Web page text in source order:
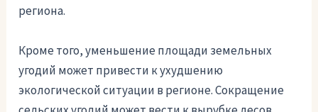
региона.
Кроме того, уменьшение площади земельных
угодий может привести к ухудшению
экологической ситуации в регионе. Сокращение